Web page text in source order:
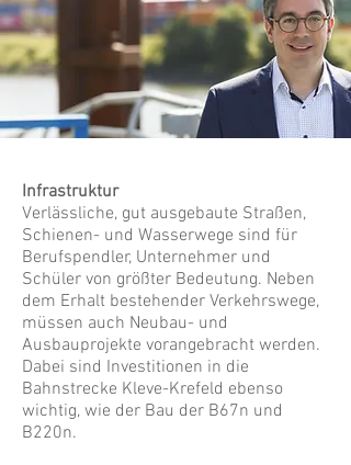
Infrastruktur
Verlässliche, gut ausgebaute Straßen,
Schienen- und Wasserwege sind für
Berufspendler, Unternehmer und
Schüler von größter Bedeutung. Neben
dem Erhalt bestehender Verkehrswege,
müssen auch Neubau- und
Ausbauprojekte vorangebracht werden.
Dabei sind Investitionen in die
Bahnstrecke Kleve-Krefeld ebenso
wichtig, wie der Bau der B67n und
B220n.